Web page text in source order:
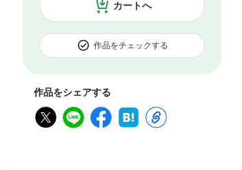
カートへ
作品をチェックする
作品をシェアする